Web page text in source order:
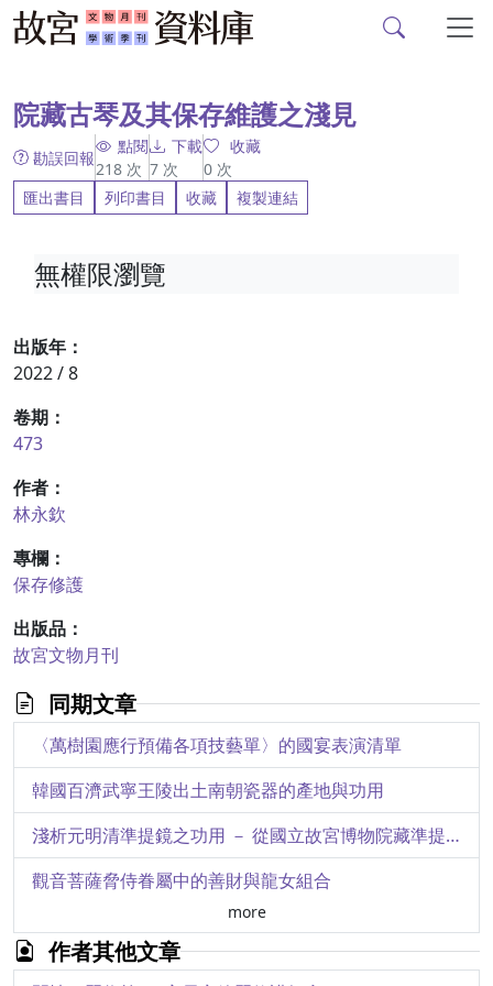
院藏古琴及其保存維護之淺見
勘誤回報
點閱
218 次
下載
7 次
收藏
0 次
匯出書目
列印書目 收藏 複製連結
出版年：
2022 / 8
卷期：
473
作者：
林永欽
專欄：
保存修護
出版品：
故宮文物月刊
同期文章
〈萬樹園應行預備各項技藝單〉的國宴表演清單
韓國百濟武寧王陵出土南朝瓷器的產地與功用
淺析元明清準提鏡之功用 － 從國立故宮博物院藏準提鏡談起
觀音菩薩脅侍眷屬中的善財與龍女組合
「《法華經》及其美術」特展簡介
「開山撫番」 － 清帝國與臺灣原住民族
more
作者其他文章
無權限瀏覽